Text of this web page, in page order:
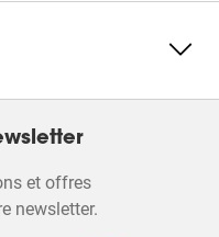
et offres
newsletter.